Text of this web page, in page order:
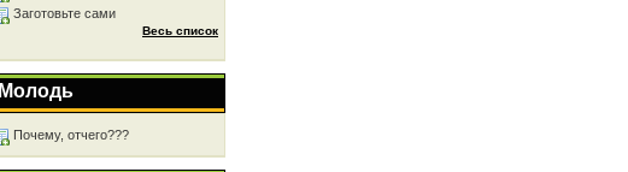
Заготовьте сами
Весь список
Молодь
Почему, отчего???